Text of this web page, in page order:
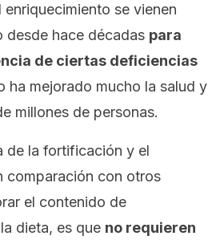
se vienen
desde hace décadas para
de ciertas deficiencias
ha mejorado mucho la salud y
millones de personas.
de la fortificación y el
comparación con otros
el contenido de
dieta, es que no requieren